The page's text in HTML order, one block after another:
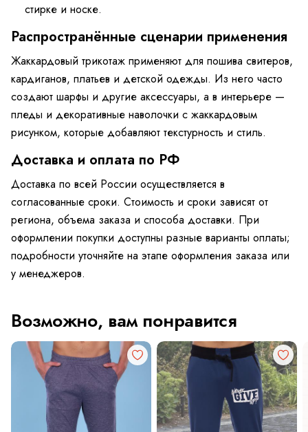
стирке и носке.
Распространённые сценарии применения
Жаккардовый трикотаж применяют для пошива свитеров,
кардиганов, платьев и детской одежды. Из него часто
создают шарфы и другие аксессуары, а в интерьере —
пледы и декоративные наволочки с жаккардовым
рисунком, которые добавляют текстурность и стиль.
Доставка и оплата по РФ
Доставка по всей России осуществляется в
согласованные сроки. Стоимость и сроки зависят от
региона, объема заказа и способа доставки. При
оформлении покупки доступны разные варианты оплаты;
подробности уточняйте на этапе оформления заказа или
у менеджеров.
Возможно, вам понравится